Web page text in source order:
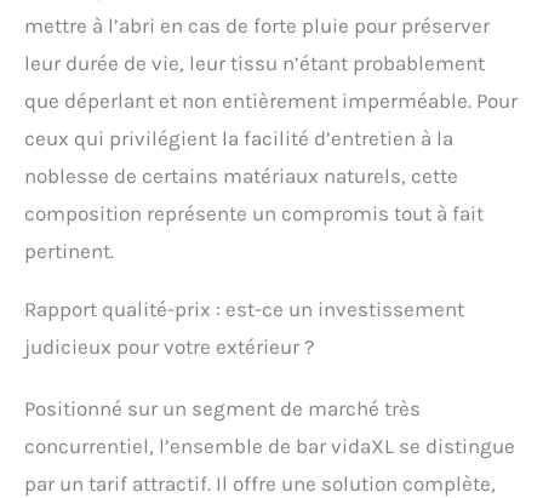
mettre à l’abri en cas de forte pluie pour préserver
leur durée de vie, leur tissu n’étant probablement
que déperlant et non entièrement imperméable. Pour
ceux qui privilégient la facilité d’entretien à la
noblesse de certains matériaux naturels, cette
composition représente un compromis tout à fait
pertinent.
Rapport qualité-prix : est-ce un investissement
judicieux pour votre extérieur ?
Positionné sur un segment de marché très
concurrentiel, l’ensemble de bar vidaXL se distingue
par un tarif attractif. Il offre une solution complète,